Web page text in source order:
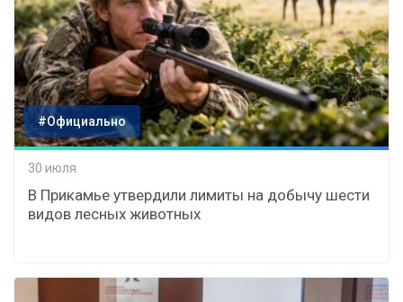
#Официально
30 июля
В Прикамье утвердили лимиты на добычу шести
видов лесных животных